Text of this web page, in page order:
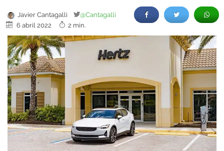
Javier Cantagalli
@Cantagalli
6 abril 2022
2 min.